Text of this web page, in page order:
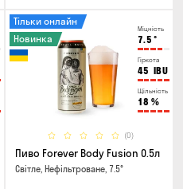
Міцність
7.5 °
Гіркота
45 IBU
Щільність
18 %
(0)
Тільки онлайн
Новинка
Пиво Forever Body Fusion 0.5л
Світле, Нефільтроване, 7.5°